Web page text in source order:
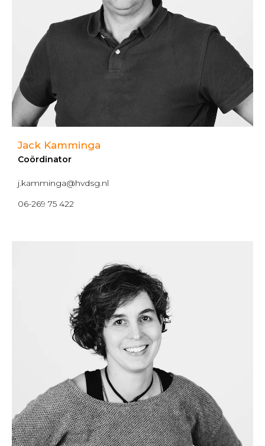
Jack Kamminga
Coördinator
j.kamminga@hvdsg.nl
06-269 75 422